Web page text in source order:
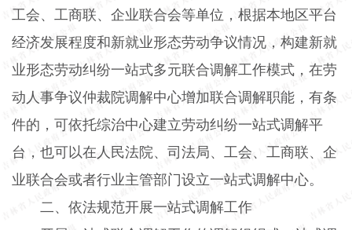
工会、工商联、企业联合会等单位，根据本地区平台
经济发展程度和新就业形态劳动争议情况，构建新就
业形态劳动纠纷一站式多元联合调解工作模式，在劳
动人事争议仲裁院调解中心增加联合调解职能，有条
件的，可依托综治中心建立劳动纠纷一站式调解平
台，也可以在人民法院、司法局、工会、工商联、企
业联合会或者行业主管部门设立一站式调解中心。
二、依法规范开展一站式调解工作